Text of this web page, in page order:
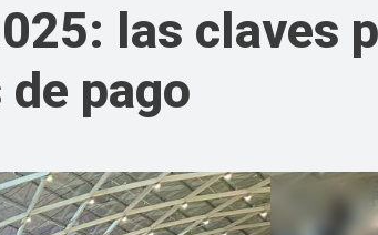
Linea
las claves
pago